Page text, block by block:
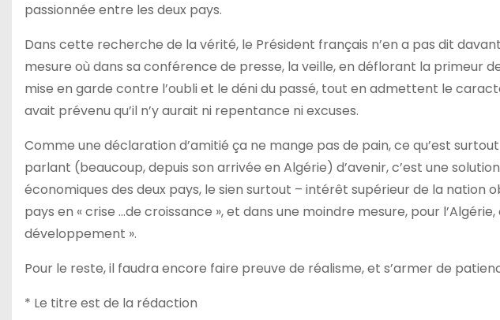
passionnée entre les deux pays.
Dans cette recherche de la vérité, le Président français n’en a pas dit
mesure où dans sa conférence de presse, la veille, en déflorant la primeur
mise en garde contre l’oubli et le déni du passé, tout en admettent le
avait prévenu qu’il n’y aurait ni repentance ni excuses.
Comme une déclaration d’amitié ça ne mange pas de pain, ce qu’est
parlant (beaucoup, depuis son arrivée en Algérie) d’avenir, c’est une
économiques des deux pays, le sien surtout – intérêt supérieur de la nation
pays en « crise …de croissance », et dans une moindre mesure, pour
développement ».
Pour le reste, il faudra encore faire preuve de réalisme, et s’armer de
* Le titre est de la rédaction